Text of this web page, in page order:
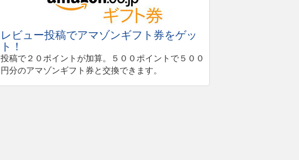
レビュー投稿でアマゾンギフト券をゲッ
ト！
投稿で２０ポイントが加算。５００ポイントで５００
円分のアマゾンギフト券と交換できます。